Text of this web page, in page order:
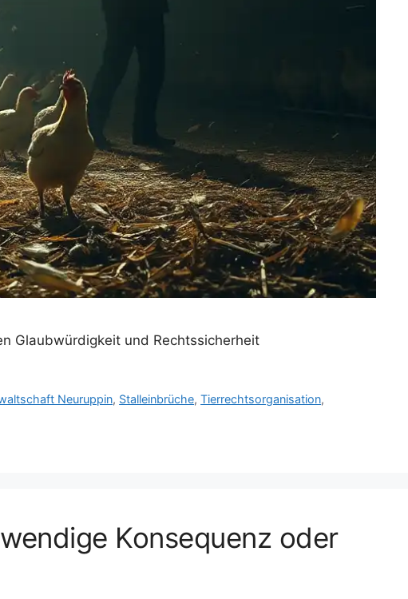
Glaubwürdigkeit und Rechtssicherheit
Neuruppin, Stalleinbrüche,Tierrechtsorganisation,
Konsequenz oder